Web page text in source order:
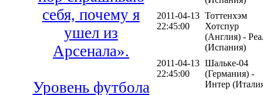
себя, почему я
ушел из
Арсенала».
Уровень футбола
2011-04-13
22:45:00
Тоттенхэм
Хотспур
(Англия) -
(Испания)
2011-04-13
22:45:00
Шальке-04
(Германия) -
Интер